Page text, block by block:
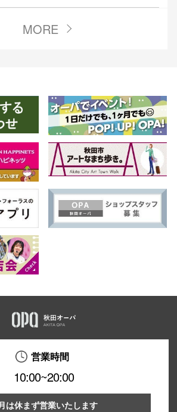
MORE
営業時間
10:00~20:00
は休まず営業いたします